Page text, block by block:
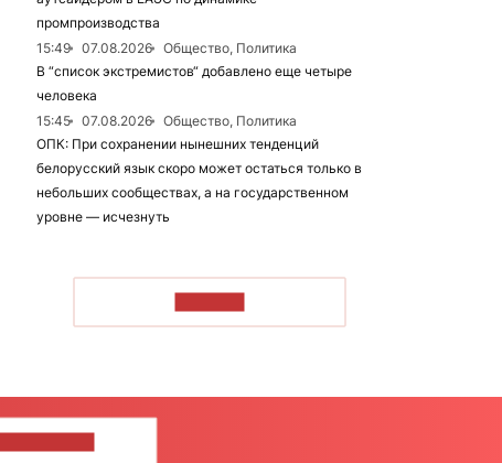
промпроизводства
15:49
07.08.2026
Общество, Политика
В “список экстремистов“ добавлено еще четыре
человека
15:45
07.08.2026
Общество, Политика
ОПК: При сохранении нынешних тенденций
белорусский язык скоро может остаться только в
небольших сообществах, а на государственном
уровне — исчезнуть